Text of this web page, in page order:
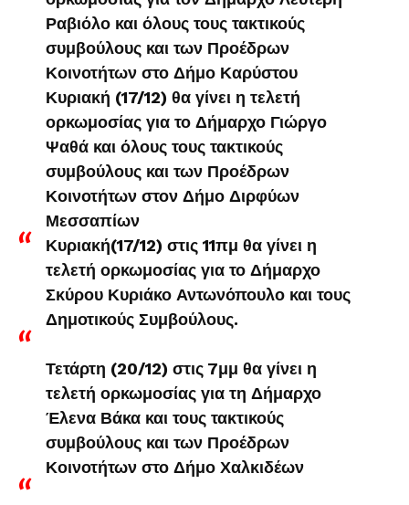
Ραβιόλο και όλους τους τακτικούς
συμβούλους και των Προέδρων
Κοινοτήτων στο Δήμο Καρύστου
Κυριακή (17/12) θα γίνει η τελετή
ορκωμοσίας για το Δήμαρχο Γιώργο
Ψαθά και όλους τους τακτικούς
συμβούλους και των Προέδρων
Κοινοτήτων στον Δήμο Διρφύων
Μεσσαπίων
Κυριακή(17/12) στις 11πμ θα γίνει η
τελετή ορκωμοσίας για το Δήμαρχο
Σκύρου Κυριάκο Αντωνόπουλο και τους
Δημοτικούς Συμβούλους.
Τετάρτη (20/12) στις 7μμ θα γίνει η
τελετή ορκωμοσίας για τη Δήμαρχο
Έλενα Βάκα και τους τακτικούς
συμβούλους και των Προέδρων
Κοινοτήτων στο Δήμο Χαλκιδέων